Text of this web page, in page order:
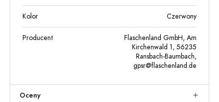
Kolor Czerwony
Producent
Flaschenland GmbH, Am
Kirchenwald 1, 56235
Ransbach-Baumbach,
gpsr@flaschenland.de
Oceny